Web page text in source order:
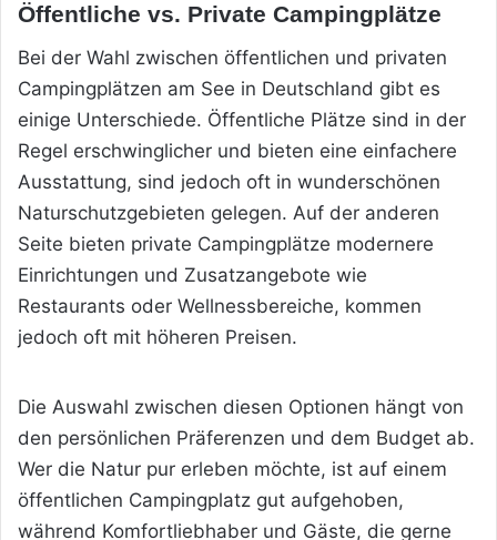
Öffentliche vs. Private Campingplätze
Bei der Wahl zwischen öffentlichen und privaten
Campingplätzen am See in Deutschland gibt es
einige Unterschiede. Öffentliche Plätze sind in der
Regel erschwinglicher und bieten eine einfachere
Ausstattung, sind jedoch oft in wunderschönen
Naturschutzgebieten gelegen. Auf der anderen
Seite bieten private Campingplätze modernere
Einrichtungen und Zusatzangebote wie
Restaurants oder Wellnessbereiche, kommen
jedoch oft mit höheren Preisen.
Die Auswahl zwischen diesen Optionen hängt von
den persönlichen Präferenzen und dem Budget ab.
Wer die Natur pur erleben möchte, ist auf einem
öffentlichen Campingplatz gut aufgehoben,
während Komfortliebhaber und Gäste, die gerne